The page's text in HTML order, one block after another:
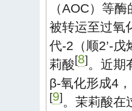
（AOC）等
被转运至过氧
代-2（顺2’-
莉酸[8] 。近期
β-氧化形成4
[9] 。茉莉酸在